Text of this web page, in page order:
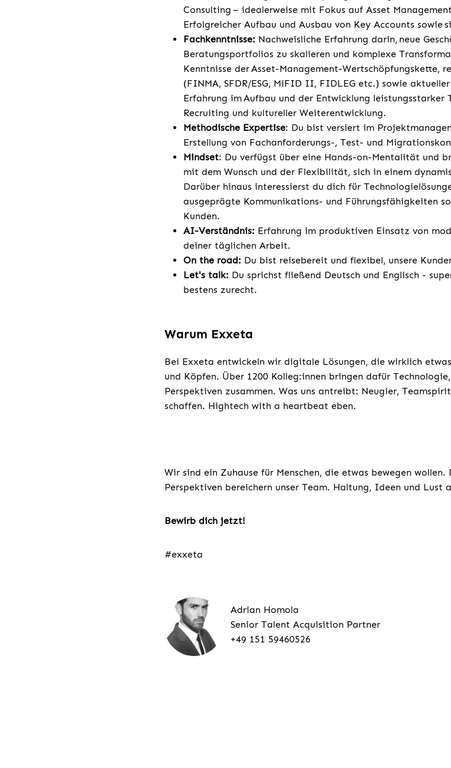
Consulting – idealerweise mit Fokus auf Asset
Erfolgreicher Aufbau und Ausbau von Key Accounts
Fachkenntnisse: Nachweisliche Erfahrung darin, neue
Beratungsportfolios zu skalieren und komplexe
Kenntnisse der Asset-Management-Wertschöpfungskette,
(FINMA, SFDR/ESG, MiFID II, FIDLEG etc.) sowie
Erfahrung im Aufbau und der Entwicklung leistungsstarker
Recruiting und kultureller Weiterentwicklung.
Methodische Expertise: Du bist versiert im
Erstellung von Fachanforderungs-, Test- und
Mindset: Du verfügst über eine Hands-on-Mentalität und
mit dem Wunsch und der Flexibilität, sich in einem
Darüber hinaus interessierst du dich für
ausgeprägte Kommunikations- und Führungsfähigkeiten
Kunden.
AI-Verständnis: Erfahrung im produktiven Einsatz von
deiner täglichen Arbeit.
On the road: Du bist reisebereit und flexibel, unsere
Let's talk: Du sprichst fließend Deutsch und Englisch -
bestens zurecht.
Warum Exxeta
Bei Exxeta entwickeln wir digitale Lösungen, die wirklich
und Köpfen. Über 1200 Kolleg:innen bringen dafür
Perspektiven zusammen. Was uns antreibt: Neugier,
schaffen. Hightech with a heartbeat eben.
Wir sind ein Zuhause für Menschen, die etwas bewegen
Perspektiven bereichern unser Team. Haltung, Ideen und Lust
Bewirb dich jetzt!
#exxeta
Adrian Homola
Senior Talent Acquisition Partner
+49 151 59460526